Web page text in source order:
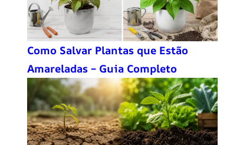
Como Salvar Plantas que Estão
Amareladas – Guia Completo